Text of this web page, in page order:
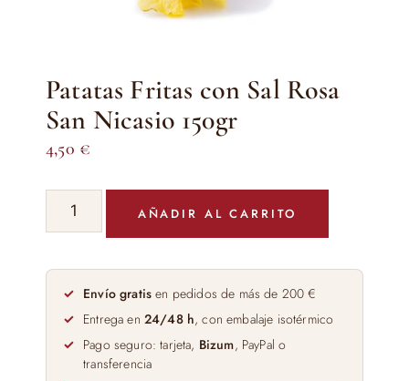
Patatas Fritas con Sal Rosa
San Nicasio 150gr
4,50 €
Patatas
Fritas
Sal
Rosa
San
Nicasio
AÑADIR AL CARRITO
Envío gratis en pedidos de más de 200 €
Entrega en 24/48 h, con embalaje isotérmico
Pago seguro: tarjeta, Bizum, PayPal o
transferencia